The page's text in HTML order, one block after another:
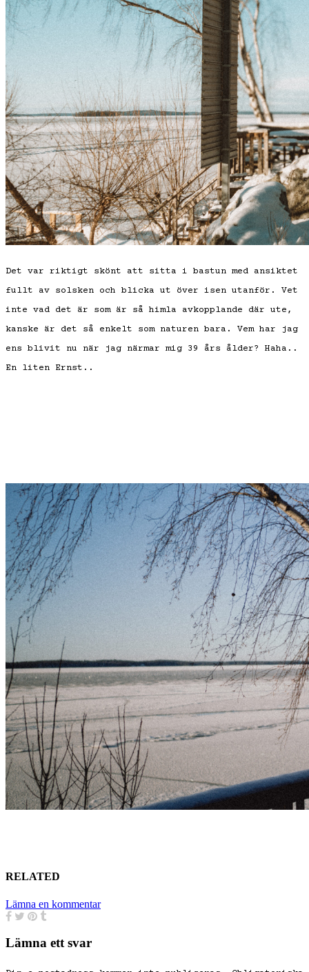
Det var riktigt skönt att sitta i bastun med ansiktet
fullt av solsken och blicka ut över isen utanför. Vet
inte vad det är som är så himla avkopplande där ute,
kanske är det så enkelt som naturen bara. Vem har jag
ens blivit nu när jag närmar mig 39 års ålder? Haha..
En liten Ernst..
RELATED
Lämna en kommentar
Lämna ett svar